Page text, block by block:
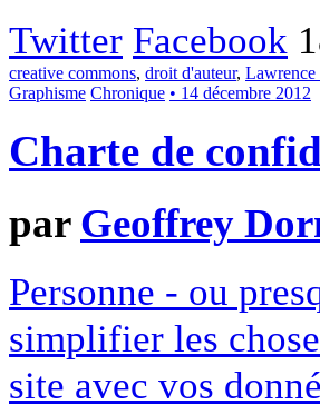
Twitter Facebook
creative commons, droit d'auteur, Lawrence
Graphisme Chronique • 14 décembre 2012
Charte de
par Geoffrey
Personne - ou
simplifier les
site avec vos